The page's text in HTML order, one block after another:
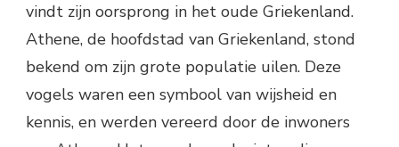
vindt zijn oorsprong in het oude Griekenland.
Athene, de hoofdstad van Griekenland, stond
bekend om zijn grote populatie uilen. Deze
vogels waren een symbool van wijsheid en
kennis, en werden vereerd door de inwoners